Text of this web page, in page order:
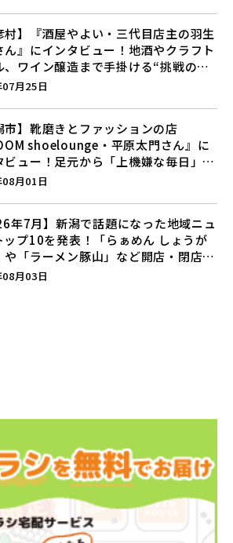
村】『酒屋やよい・三代目店主の羽生
ん』にインタビュー！地酒やクラフト
、ワイン醸造まで手掛ける“挑戦の歴
る♪
月25日
市】靴磨きとファッションの店
shoelounge・平原太門さん』に
ビュー！足元から「上機嫌な毎日」を
いの提案とは？
月01日
年7月】新潟で話題になった地域ニュ
ップ10を発表！「らぁめん しょうが
や「ラーメン豚山」など開店・閉店の
事をランキングでご紹介♪
月03日